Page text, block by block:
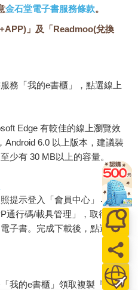
金石堂電子書服務條款。
」及「Readmoo(兌換
務「我的e書櫃」，點選線上
Edge 有較佳的線上瀏覽效
Android 6.0 以上版本，建議裝
少有 30 MB以上的容量。
提示登入「會員中心」→「我
通行碼/載具管理」，取得通行
子書。完成下載後，點選任一
我的e書櫃」領取複製『兌換